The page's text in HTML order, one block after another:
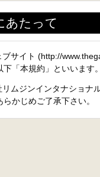
あたって
ブサイト (http://
下「本規約」といいます
リムジンインタナショナ
らかじめご了承下さい。